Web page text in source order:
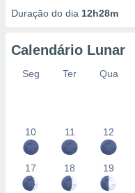
Duração do dia 12h28m
Calendário Lunar
Seg Ter Qua
10 11 12
17 18 19